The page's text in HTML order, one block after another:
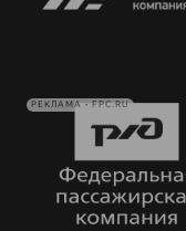
РЕКЛАМА • FPC.RU